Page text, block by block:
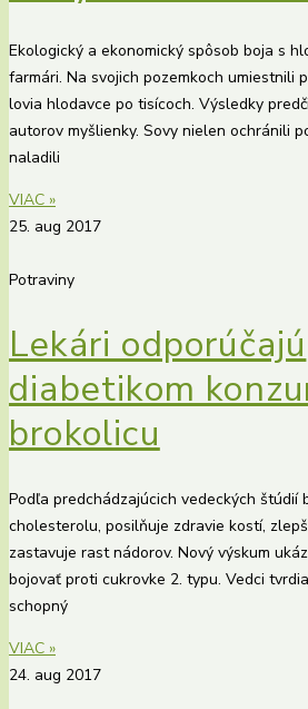
Ekologický a ekonomický spôsob boja s
farmári. Na svojich pozemkoch umiestnili
lovia hlodavce po tisícoch. Výsledky
autorov myšlienky. Sovy nielen ochránili
naladili
VIAC »
25. aug 2017
Potraviny
Lekári odporúčajú
diabetikom
brokolicu
Podľa predchádzajúcich vedeckých štúdií
cholesterolu, posilňuje zdravie kostí,
zastavuje rast nádorov. Nový výskum
bojovať proti cukrovke 2. typu. Vedci
schopný
VIAC »
24. aug 2017